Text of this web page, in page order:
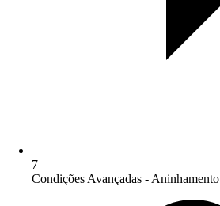
7
Condições Avançadas - Aninhamento